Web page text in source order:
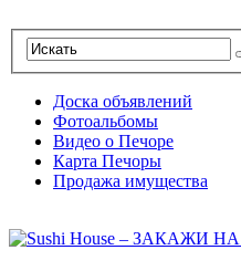
Доска объявлений
Фотоальбомы
Видео о Печоре
Карта Печоры
Продажа имущества